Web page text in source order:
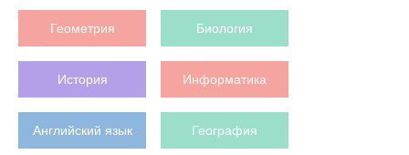
Геометрия Биология
История Информатика
Английский язык География